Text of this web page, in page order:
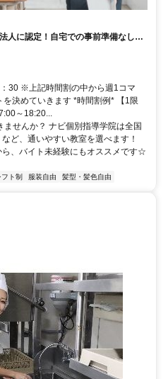
人に認定！自宅での事前準備なしで
30 ※上記時間割の中から週1コマ
を決めていきます *時間割例* 【1限
～18:20...
せんか？ ナビ個別指導学院は全国
ど、通いやすい教室を選べます！
、バイト未経験にもオススメです☆
フト制 服装自由 髪型・髪色自由